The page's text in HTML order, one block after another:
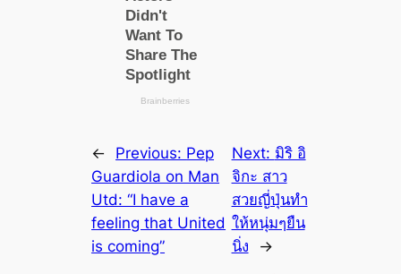
← Previous: Pep
Guardiola on Man
Utd: “I have a
feeling that United
is coming”
Next: มิริ อิ
จิกะ สาว
สวยญี่ปุ่นทำ
ให้หนุ่มๆยืน
นิ่ง
→